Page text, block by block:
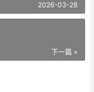
2026-03-28
下一篇 »